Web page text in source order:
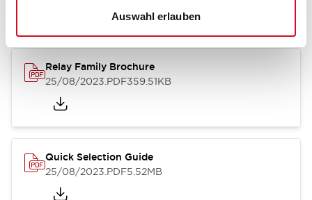
Auswahl erlauben
Relay Family Brochure
25/08/2023.PDF359.51KB
Quick Selection Guide
25/08/2023.PDF5.52MB